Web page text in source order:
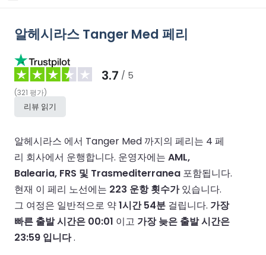
알헤시라스 Tanger Med 페리
3.7 / 5
(321 평가)
리뷰 읽기
알헤시라스 에서 Tanger Med 까지의 페리는 4 페
리 회사에서 운행합니다. 운영자에는 AML,
Balearia, FRS 및 Trasmediterranea 포함됩니다.
현재 이 페리 노선에는 223 운항 횟수가있습니다.
그 여정은 일반적으로 약1시간 54분 걸립니다. 가장
빠른 출발 시간은 00:01 이고 가장 늦은 출발 시간은
23:59 입니다.